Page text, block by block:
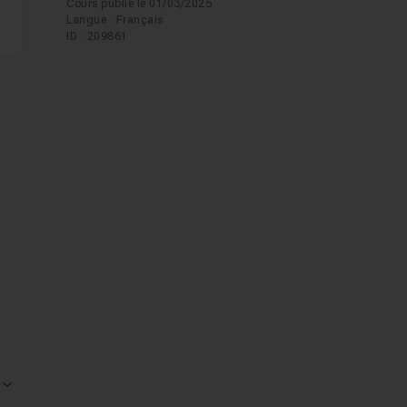
Cours publié le 01/03/2025
Langue : Français
ID : 209861